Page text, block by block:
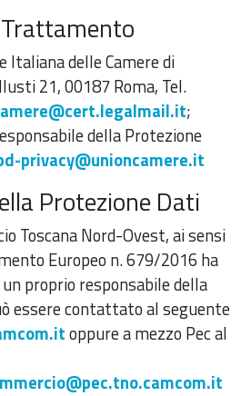
Italiana delle Camere di
21, 00187 Roma, Tel.
;
della Protezione
privacy@unioncamere.it
Protezione Dati
Toscana Nord-Ovest, ai sensi
Europeo n. 679/2016 ha
proprio responsabile della
essere contattato al seguente
oppure a mezzo Pec al